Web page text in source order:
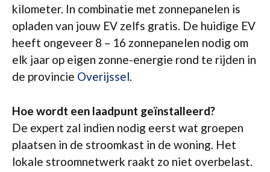
kilometer. In combinatie met zonnepanelen is
opladen van jouw EV zelfs gratis. De huidige EV
heeft ongeveer 8 – 16 zonnepanelen nodig om
elk jaar op eigen zonne-energie rond te rijden in
de provincie Overijssel.
Hoe wordt een laadpunt geïnstalleerd?
De expert zal indien nodig eerst wat groepen
plaatsen in de stroomkast in de woning. Het
lokale stroomnetwerk raakt zo niet overbelast.